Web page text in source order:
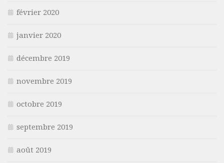
février 2020
janvier 2020
décembre 2019
novembre 2019
octobre 2019
septembre 2019
août 2019